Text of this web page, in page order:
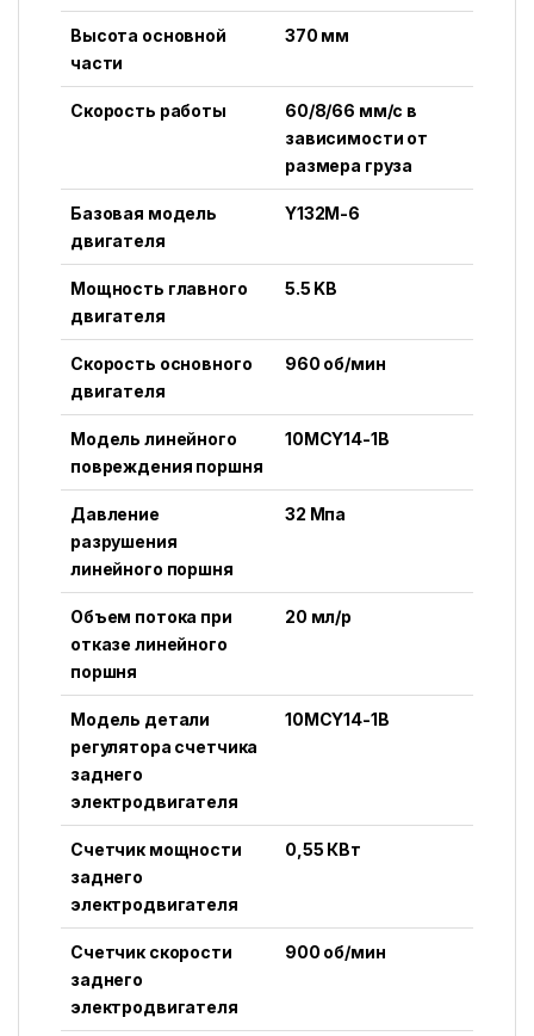
Высота основной
части
370 мм
Скорость работы
60/8/66 мм/с в
зависимости от
размера груза
Базовая модель
двигателя
Y132M-6
Мощность главного
двигателя
5.5 KВ
Скорость основного
двигателя
960 об/мин
Модель линейного
повреждения поршня
10MCY14-1B
Давление
разрушения
линейного поршня
32 Mпa
Объем потока при
отказе линейного
поршня
20 мл/р
Модель детали
регулятора счетчика
заднего
электродвигателя
10MCY14-1B
Счетчик мощности
заднего
электродвигателя
0,55 КВт
Счетчик скорости
заднего
электродвигателя
900 об/мин